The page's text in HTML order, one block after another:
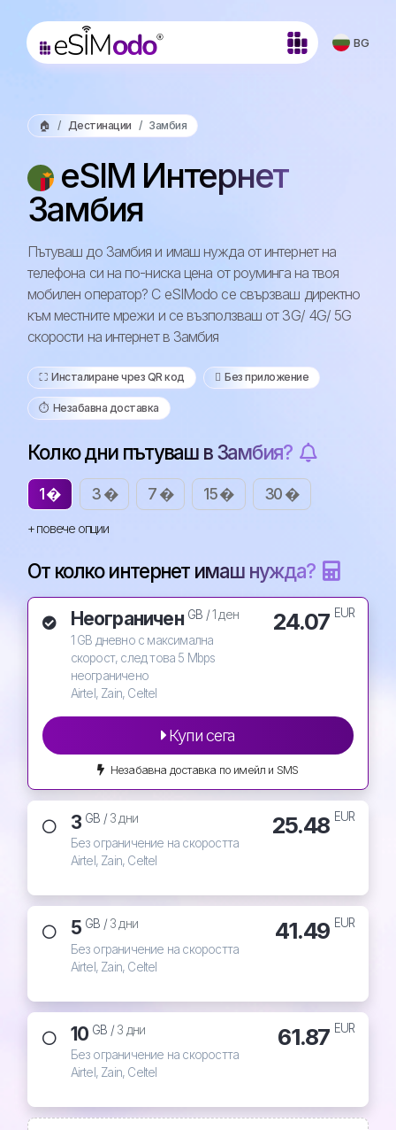
BG
🏠 Дестинации Замбия
eSIM Интернет
Замбия
Пътуваш до Замбия и имаш нужда от интернет на
телефона си на по-ниска цена от роуминга на твоя
мобилен оператор? С eSIModo се свързваш директно
към местните мрежи и се възползваш от 3G/ 4G/ 5G
скорости на интернет в Замбия
⛶️️ Инсталиране чрез QR код ️ Без приложение
⏱️️ Незабавна доставка
Колко дни пътуваш в Замбия?
1 � 3 � 7 � 15 � 30 �
+ повече опции
От колко интернет имаш нужда?
Неограничен GB /1 ден
1 GB дневно с максимална
скорост, след това 5 Mbps
неограничено
Airtel, Zain, Celtel
24.07 EUR
Купи сега
Незабавна доставка по имейл и SMS
3 GB /3 дни
Без ограничение на скоростта
Airtel, Zain, Celtel
25.48 EUR
5 GB /3 дни
Без ограничение на скоростта
Airtel, Zain, Celtel
41.49 EUR
10 GB /3 дни
Без ограничение на скоростта
Airtel, Zain, Celtel
61.87 EUR